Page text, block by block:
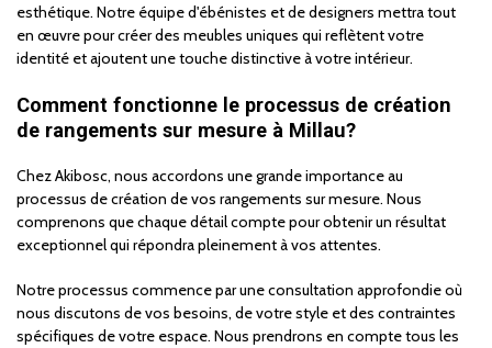
esthétique. Notre équipe d'ébénistes et de designers mettra tout
en œuvre pour créer des meubles uniques qui reflètent votre
identité et ajoutent une touche distinctive à votre intérieur.
Comment fonctionne le processus de création
de rangements sur mesure à Millau?
Chez Akibosc, nous accordons une grande importance au
processus de création de vos rangements sur mesure. Nous
comprenons que chaque détail compte pour obtenir un résultat
exceptionnel qui répondra pleinement à vos attentes.
Notre processus commence par une consultation approfondie où
nous discutons de vos besoins, de votre style et des contraintes
spécifiques de votre espace. Nous prendrons en compte tous les